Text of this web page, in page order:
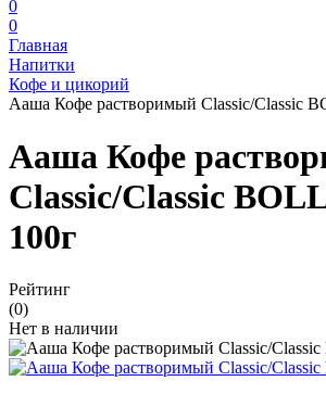
0
0
Главная
Напитки
Кофе и цикорий
Ааша Кофе растворимый Classic/Classic
Ааша Кофе
Classic/Classic
100г
Рейтинг
(0)
Нет в наличии